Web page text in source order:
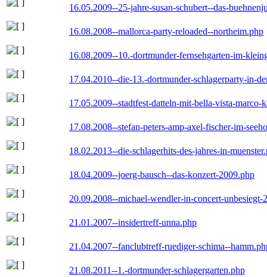
16.05.2009--25-jahre-susan-schubert--das-
16.08.2008--mallorca-party-reloaded--northeim.php
16.08.2009--10.-dortmunder-fernsehgarten-im-
17.04.2010--die-13.-dortmunder-schlagerparty-in-
17.05.2009--stadtfest-datteln-mit-bella-vista-marco-
17.08.2008--stefan-peters-amp-axel-fischer-im-
18.02.2013--die-schlagerhits-des-jahres-in-
18.04.2009--joerg-bausch--das-konzert-2009.php
20.09.2008--michael-wendler-in-concert-unbesiegt-
21.01.2007--insidertreff-unna.php
21.04.2007--fanclubtreff-ruediger-schima--
21.08.2011--1.-dortmunder-schlagergarten.php